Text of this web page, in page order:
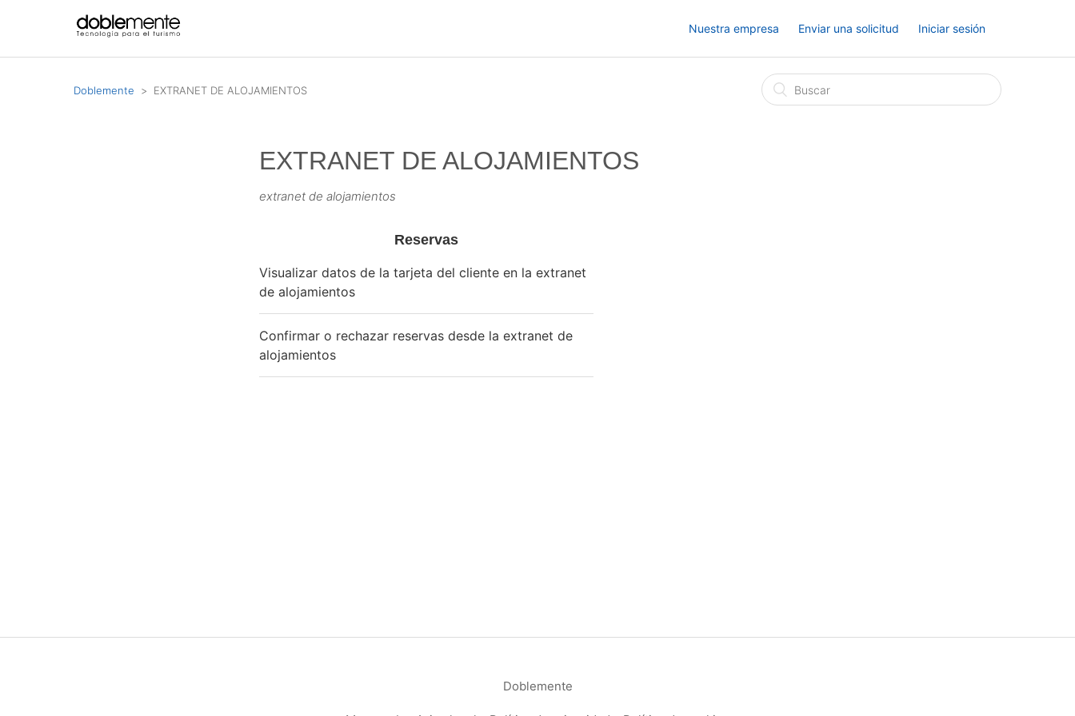
Nuestra empresa Enviar una solicitud Iniciar sesión
Doblemente EXTRANET DE ALOJAMIENTOS
EXTRANET DE ALOJAMIENTOS
extranet de alojamientos
Reservas
Visualizar datos de la tarjeta del cliente en la extranet
de alojamientos
Confirmar o rechazar reservas desde la extranet de
alojamientos
Doblemente